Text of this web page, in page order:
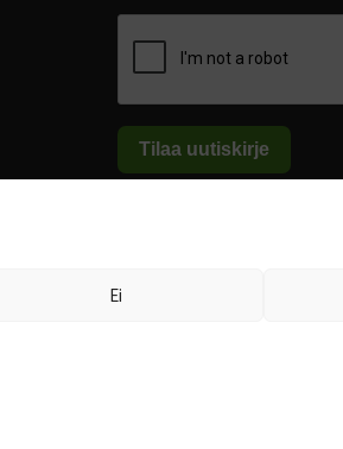
Ei
Tilaa uutiskirje